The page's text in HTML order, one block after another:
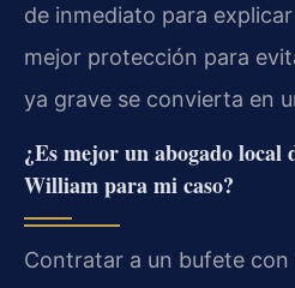
de inmediato para
mejor protección para
ya grave se convierta en
¿Es mejor un abogado local
William para mi caso?
Contratar a un bufete con